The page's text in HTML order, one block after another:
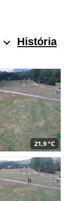
História
21,9 °C